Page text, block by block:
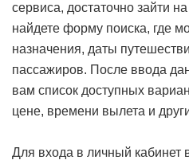
сервиса, достаточно зайти
найдете форму поиска, где
назначения, даты
пассажиров. После ввода
вам список доступных
цене, времени вылета и
Для входа в личный кабинет